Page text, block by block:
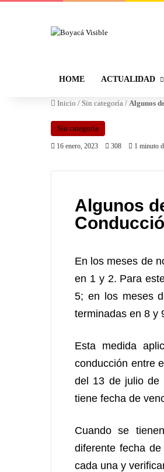
HOME ACTUALIDAD
Inicio / Sin categoría / Algunos
Sin categoría
16 enero, 2023 308 1 minuto
Algunos
En los meses de
en 1 y 2. Para
5; en los meses
terminadas en 8 y
Esta medida
conducción entre
del 13 de julio de
tiene fecha de
Cuando se
diferente fecha
cada una y